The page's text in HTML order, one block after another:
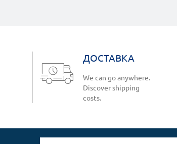
ДОСТАВКА
We can go anywhere.
Discover shipping
costs.